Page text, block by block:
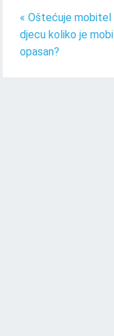
« Oštećuje mobitel
djecu koliko je
opasan?